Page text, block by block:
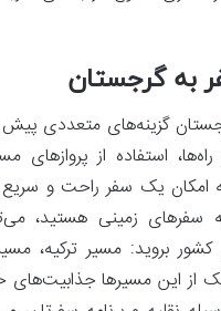
به گرجستان
گزینه‌های متعددی
استفاده از پروازهای
امکان یک سفر راحت و سریع
سفرهای زمینی هستید،
بروید: مسیر ترکیه،
از این مسیرها